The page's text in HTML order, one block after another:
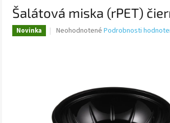
Šalátová miska (rPET)
Novinka
Priemerné
hviezdičiek.
Neohodnotené Podrobnosti